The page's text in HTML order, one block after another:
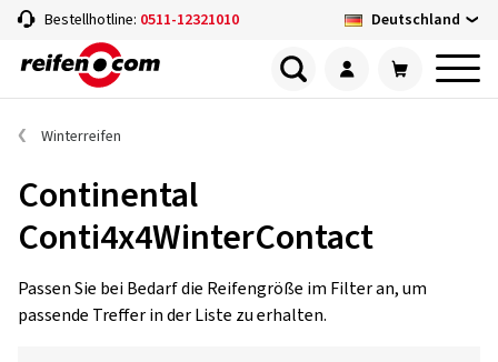
Bestellhotline: 0511-12321010 Deutschland
Winterreifen
Continental
Conti4x4WinterContact
Passen Sie bei Bedarf die Reifengröße im Filter an, um
passende Treffer in der Liste zu erhalten.